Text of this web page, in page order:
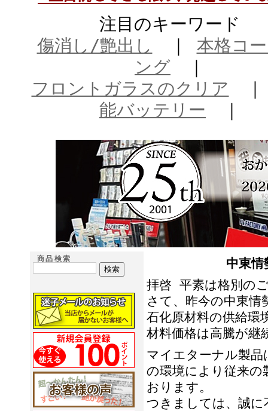
注目のキーワード
傷消し/艶出し
｜ 本格コ
ング ｜
フロントガラスのクリア
能バッテリー ｜
商品検索
中東
拝啓 平素は格別の
さて、昨今の中東
石化原材料の供給環
材料価格は高騰が継
マイエターナル製
の環境により従来の
おります。
つきましては、誠